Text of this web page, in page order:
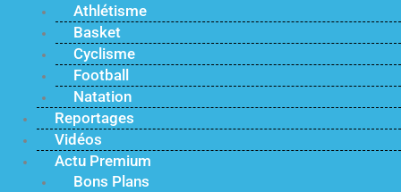
Athlétisme
Basket
Cyclisme
Football
Natation
Reportages
Vidéos
Actu Premium
Bons Plans